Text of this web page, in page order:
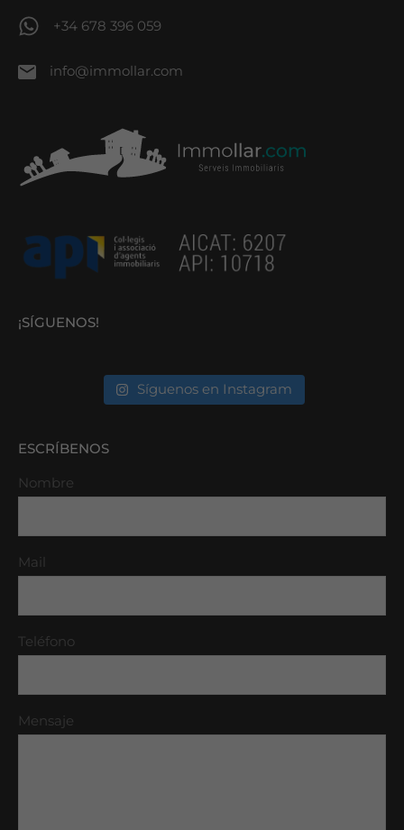
+34 678 396 059
info@immollar.com
¡SÍGUENOS!
Síguenos en Instagram
ESCRÍBENOS
Nombre
Mail
Teléfono
Mensaje